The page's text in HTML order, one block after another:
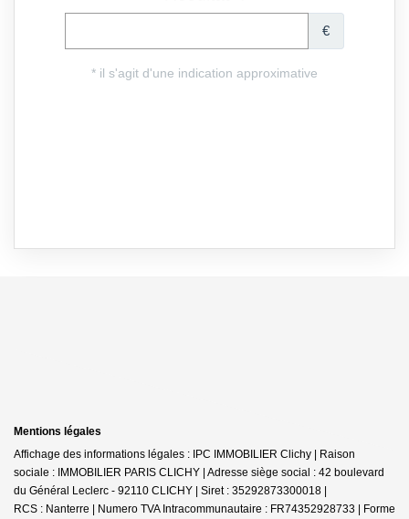
Mentions légales
Affichage des informations légales : IPC IMMOBILIER Clichy | Raison
sociale : IMMOBILIER PARIS CLICHY | Adresse siège social : 42 boulevard
du Général Leclerc - 92110 CLICHY | Siret : 35292873300018 |
RCS : Nanterre | Numero TVA Intracommunautaire : FR74352928733 | Forme